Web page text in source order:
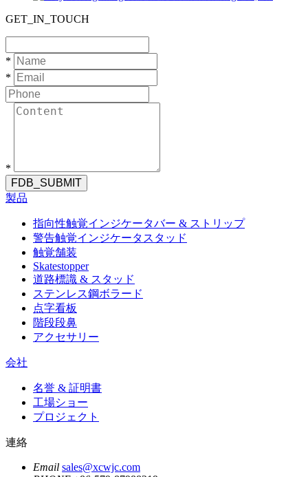
GET_IN_TOUCH
*
*
*
FDB_SUBMIT
製品
指向性触覚インジケータバー & ストリップ
警告触覚インジケータスタッド
触覚舗装
Skatestopper
道路標識 & スタッド
ステンレス鋼ボラード
点字看板
階段段鼻
アクセサリー
会社
名誉 & 証明書
工場ショー
プロジェクト
連絡
Email sales@xcwjc.com